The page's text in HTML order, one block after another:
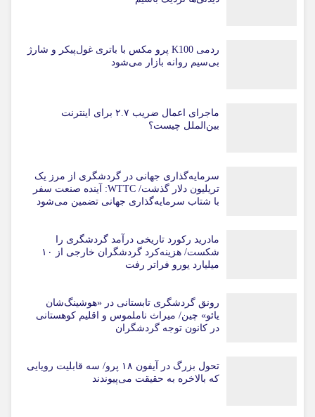
ردمی K100 پرو مکس با باتری غول‌پیکر و شارژ
بی‌سیم روانه بازار می‌شود
ماجرای اعمال ضریب ۲.۷ برای اینترنت
بین‌الملل چیست؟
سرمایه‌گذاری جهانی در گردشگری از مرز یک
تریلیون دلار گذشت/ WTTC: آینده صنعت سفر
با شتاب سرمایه‌گذاری جهانی تضمین می‌شود
مادرید رکورد تاریخی درآمد گردشگری را
شکست/ هزینه‌کرد گردشگران خارجی از ۱۰
میلیارد یورو فراتر رفت
رونق گردشگری تابستانی در «هوشینگ‌شان
یائو» چین/ میراث ناملموس و اقلیم کوهستانی
در کانون توجه گردشگران
تحول بزرگ در آیفون ۱۸ پرو/ سه قابلیت رویایی
که بالاخره به حقیقت می‌پیوندند